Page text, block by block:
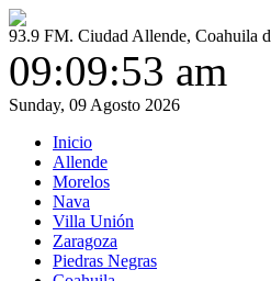
93.9 FM. Ciudad Allende, Coahuila
09:09:53 am
Sunday, 09 Agosto 2026
Inicio
Allende
Morelos
Nava
Villa Unión
Zaragoza
Piedras Negras